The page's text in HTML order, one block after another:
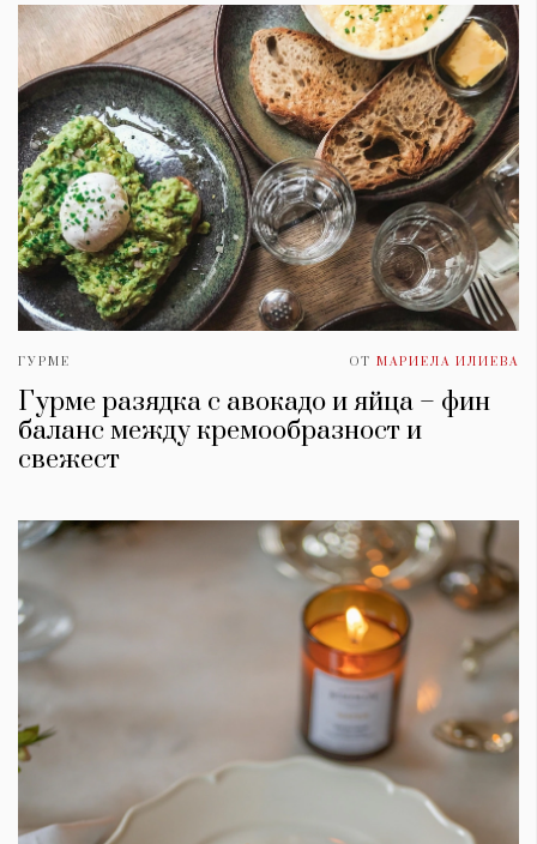
ГУРМЕ ОТ МАРИЕЛА ИЛИЕВА
Гурме разядка с авокадо и яйца – фин
баланс между кремообразност и
свежест